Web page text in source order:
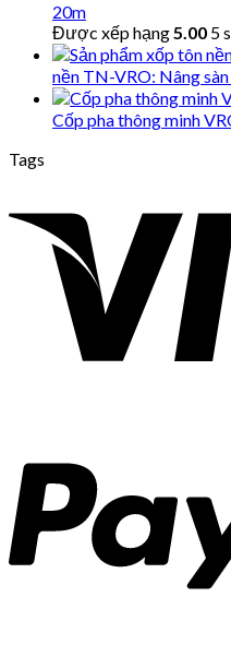
20m
Được xếp hạng5.00 5
nền TN-VRO: Nâng sàn
Cốp pha thông minh
Tags